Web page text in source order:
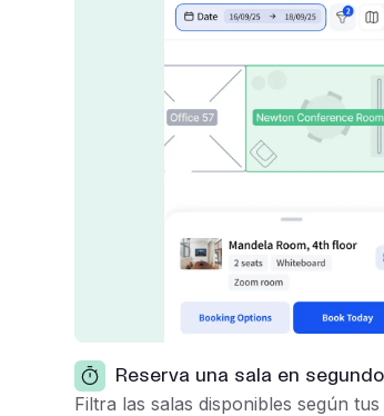
Reserva una sala en
Filtra las salas disponibles según